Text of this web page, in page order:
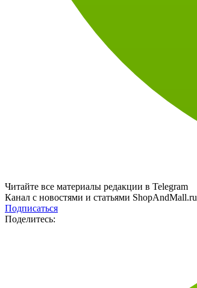
Канал с новостями и статьями ShopAndMall.ru
Подписаться
Поделитесь: